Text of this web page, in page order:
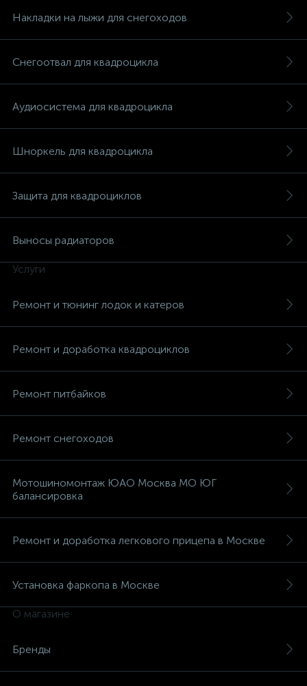
Накладки на лыжи для снегоходов
Снегоотвал для квадроцикла
Аудиосистема для квадроцикла
Шноркель для квадроцикла
Защита для квадроциклов
Выносы радиаторов
Услуги
Ремонт и тюнинг лодок и катеров
Ремонт и доработка квадроциклов
Ремонт питбайков
Ремонт снегоходов
Мотошиномонтаж ЮАО Москва МО ЮГ
балансировка
Ремонт и доработка легкового прицепа в Москве
Установка фаркопа в Москве
О магазине
Бренды